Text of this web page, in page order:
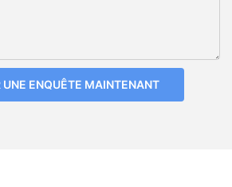
UNE ENQUÊTE MAINTENANT